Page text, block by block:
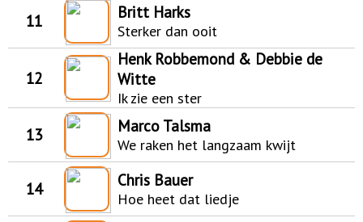
11 Britt Harks
Sterker dan ooit
12
Henk Robbemond & Debbie de
Witte
Ik zie een ster
13 Marco Talsma
We raken het langzaam kwijt
14 Chris Bauer
Hoe heet dat liedje